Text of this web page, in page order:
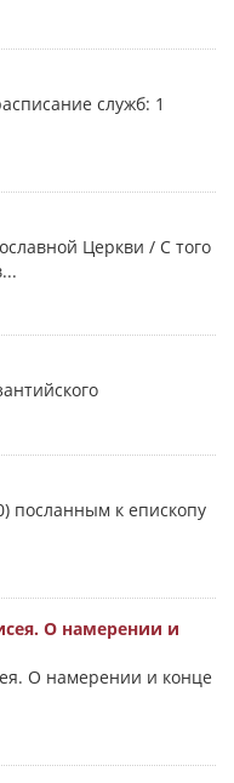
служб: 1
Церкви / С того
посланным к епископу
О намерении и
О намерении и конце